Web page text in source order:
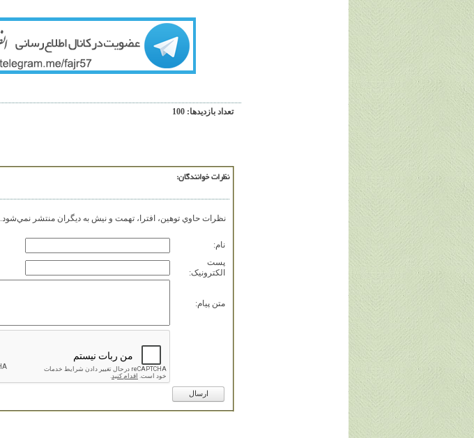
تعداد بازديدها: 100
نظرات خوانندگان:
نظرات حاوي توهين، افترا، تهمت و نيش به ديگران منتشر نمي‌شود.
نام:
پست
الکترونيک:
متن پيام: